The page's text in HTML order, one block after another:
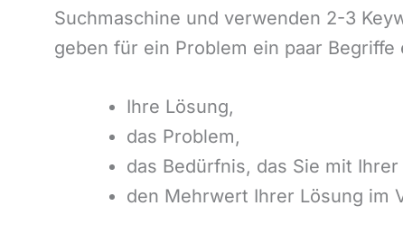
Suchmaschine und verwenden 2-3
geben für ein Problem ein paar
Ihre Lösung,
das Problem,
das Bedürfnis, das Sie mit
den Mehrwert Ihrer Lösung im